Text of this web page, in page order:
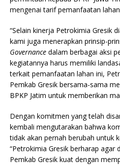
mengenai tarif pemanfaatan
“Selain kinerja Petrokimia Gresik
kami juga menerapkan prinsip-
Governance dalam berbagai aksi
kegiatannya harus memiliki
terkait pemanfaatan lahan ini,
Pemkab Gresik bersama-sama
BPKP Jatim untuk memberikan
Dengan komitmen yang telah
kembali mengutarakan bahwa
tidak akan pernah berubah untuk
“Petrokimia Gresik berharap agar
Pemkab Gresik kuat dengan